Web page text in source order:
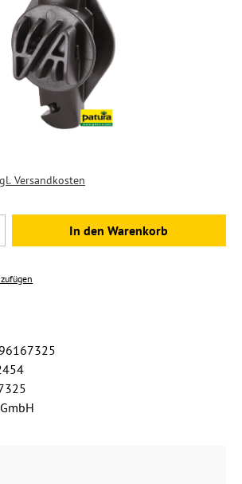
Versandkosten
Gib den gewünschten
In den Warenkorb